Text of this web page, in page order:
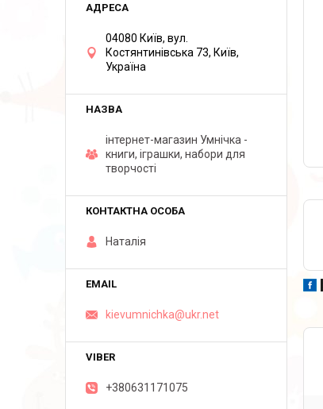
04080 Київ, вул.
Костянтинівська 73, Київ,
Україна
інтернет-магазин Умнічка -
книги, іграшки, набори для
творчості
Наталія
kievumnichka@ukr.net
+380631171075